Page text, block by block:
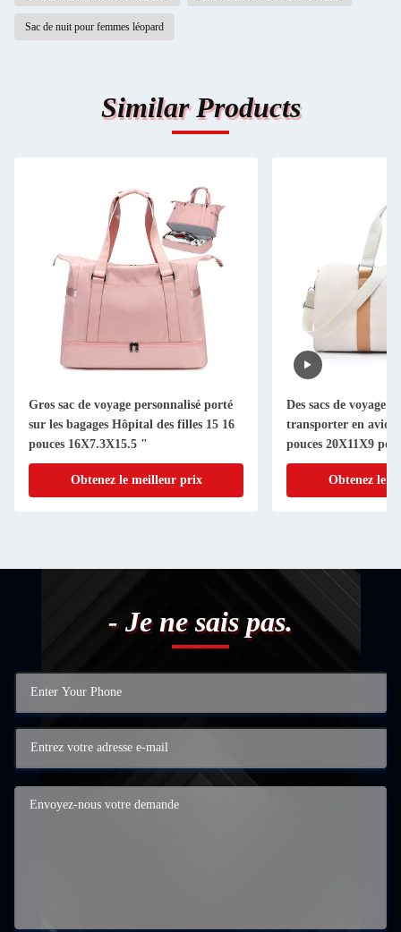
Sac de nuit pour femmes léopard
Similar Products
Gros sac de voyage personnalisé porté
sur les bagages Hôpital des filles 15 16
pouces 16X7.3X15.5 "
Obtenez le meilleur prix
Des sacs de voyage
transporter en avion
pouces 20X11X9
Obtenez le
- Je ne sais pas.